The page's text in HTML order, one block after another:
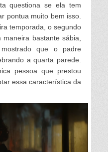
questiona se ela tem
pontua muito bem isso.
temporada, o segundo
bastante sábia,
que o padre
a quarta parede.
pessoa que prestou
essa característica da